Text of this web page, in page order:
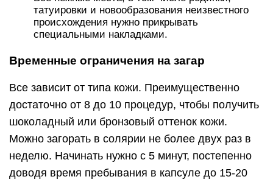
татуировки и новообразования неизвестного
происхождения нужно прикрывать
специальными накладками.
Временные ограничения на загар
Все зависит от типа кожи. Преимущественно
достаточно от 8 до 10 процедур, чтобы получить
шоколадный или бронзовый оттенок кожи.
Можно загорать в солярии не более двух раз в
неделю. Начинать нужно с 5 минут, постепенно
доводя время пребывания в капсуле до 15-20